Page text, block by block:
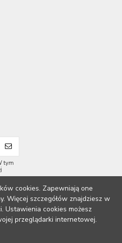
tym
z przodu:
cookies. Zapewniają one
Więcej szczegółów znajdziesz w
Ustawienia cookies możesz
przeglądarki internetowej.